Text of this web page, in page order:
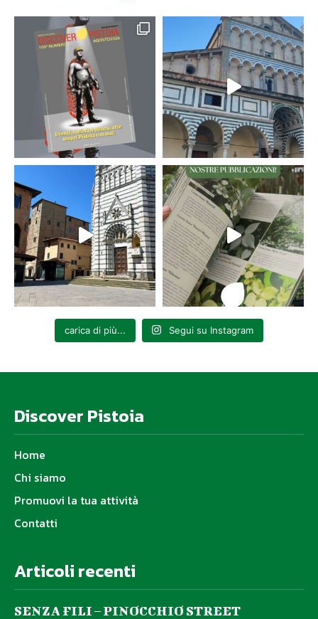
carica di più... Segui su Instagram
Discover Pistoia
Home
Chi siamo
Promuovi la tua attività
Contatti
Articoli recenti
SENZA FILI – PINOCCHIO STREET